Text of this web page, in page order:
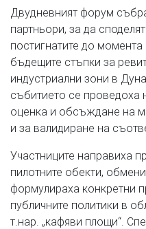
Двудневният форум
партньори, за да
постигнатите до момента
бъдещите стъпки за
индустриални зони в
събитието се проведоха
оценка и обсъждане на
и за валидиране на
Участниците направиха
пилотните обекти,
формулираха конкретни
публичните политики в
т.нар. „кафяви площи“.